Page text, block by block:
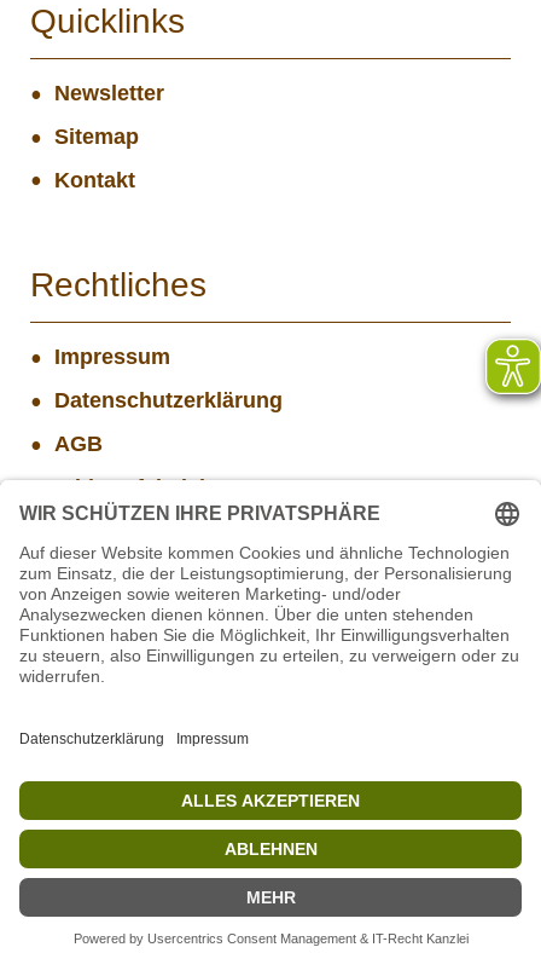
Quicklinks
Newsletter
Sitemap
Kontakt
Rechtliches
Impressum
Datenschutzerklärung
AGB
Widerrufsbelehrung
Aktuelle Stellenangebote
SCHWARZWALD
Projekt WORBIS Mitarbeiter*in (w/m/d) in Tierpflege
Projekt WORBIS Praktikum: Technik (ab Herbst)
STIFTUNG für BÄREN - Stellvertretende
Geschäftsführung (w/m/d)